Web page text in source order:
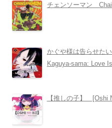
チェンソーマン
かぐや様は告らせた
Kaguya-sama: Love
【推しの子】 [Oshi